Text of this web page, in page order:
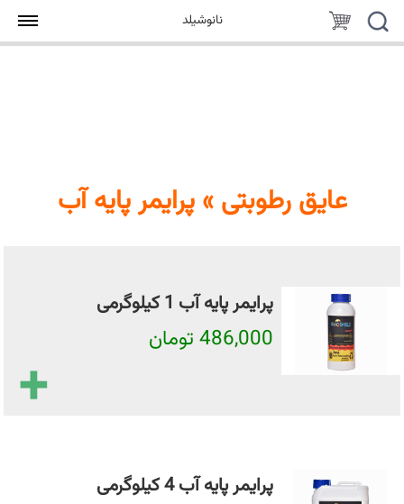
نانوشیلد
عایق رطوبتی » پرایمر پایه آب
پرایمر پایه آب 1 کیلوگرمی
486,000 تومان +
پرایمر پایه آب 4 کیلوگرمی
جستجو
سبد